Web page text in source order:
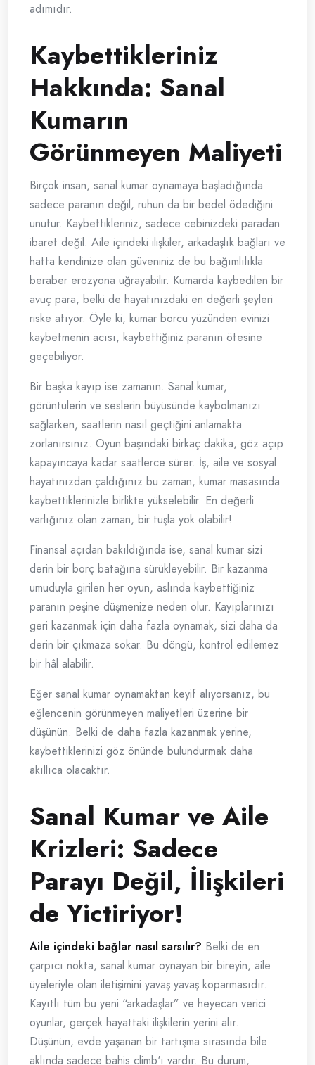
adımıdır.
Kaybettikleriniz
Hakkında: Sanal
Kumarın
Görünmeyen Maliyeti
Birçok insan, sanal kumar oynamaya başladığında
sadece paranın değil, ruhun da bir bedel ödediğini
unutur. Kaybettikleriniz, sadece cebinizdeki paradan
ibaret değil. Aile içindeki ilişkiler, arkadaşlık bağları ve
hatta kendinize olan güveniniz de bu bağımlılıkla
beraber erozyona uğrayabilir. Kumarda kaybedilen bir
avuç para, belki de hayatınızdaki en değerli şeyleri
riske atıyor. Öyle ki, kumar borcu yüzünden evinizi
kaybetmenin acısı, kaybettiğiniz paranın ötesine
geçebiliyor.
Bir başka kayıp ise zamanın. Sanal kumar,
görüntülerin ve seslerin büyüsünde kaybolmanızı
sağlarken, saatlerin nasıl geçtiğini anlamakta
zorlanırsınız. Oyun başındaki birkaç dakika, göz açıp
kapayıncaya kadar saatlerce sürer. İş, aile ve sosyal
hayatınızdan çaldığınız bu zaman, kumar masasında
kaybettiklerinizle birlikte yükselebilir. En değerli
varlığınız olan zaman, bir tuşla yok olabilir!
Finansal açıdan bakıldığında ise, sanal kumar sizi
derin bir borç batağına sürükleyebilir. Bir kazanma
umuduyla girilen her oyun, aslında kaybettiğiniz
paranın peşine düşmenize neden olur. Kayıplarınızı
geri kazanmak için daha fazla oynamak, sizi daha da
derin bir çıkmaza sokar. Bu döngü, kontrol edilemez
bir hâl alabilir.
Eğer sanal kumar oynamaktan keyif alıyorsanız, bu
eğlencenin görünmeyen maliyetleri üzerine bir
düşünün. Belki de daha fazla kazanmak yerine,
kaybettiklerinizi göz önünde bulundurmak daha
akıllıca olacaktır.
Sanal Kumar ve Aile
Krizleri: Sadece
Parayı Değil, İlişkileri
de Yictiriyor!
Aile içindeki bağlar nasıl sarsılır? Belki de en
çarpıcı nokta, sanal kumar oynayan bir bireyin, aile
üyeleriyle olan iletişimini yavaş yavaş koparmasıdır.
Kayıtlı tüm bu yeni “arkadaşlar” ve heyecan verici
oyunlar, gerçek hayattaki ilişkilerin yerini alır.
Düşünün, evde yaşanan bir tartışma sırasında bile
aklında sadece bahis climb'ı vardır. Bu durum,